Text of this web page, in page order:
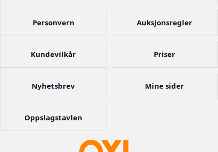
Personvern Auksjonsregler
Kundevilkår Priser
Nyhetsbrev Mine sider
Oppslagstavlen